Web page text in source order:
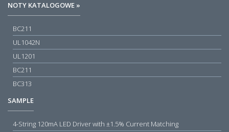
NOTY KATALOGOWE »
BC211
UL1042N
UL1201
BC211
BC313
SAMPLE
4-String 120mA LED Driver with ±1.5% Current Matching